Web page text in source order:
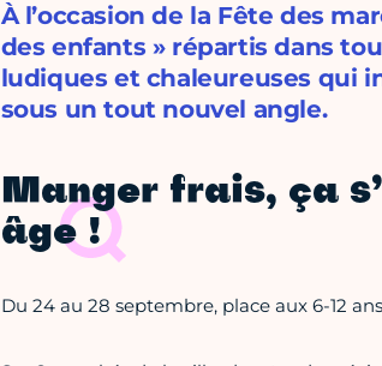
À l’occasion de la Fête des
des enfants » répartis dans
ludiques et chaleureuses qui
sous un tout nouvel angle.
Manger frais, ça
âge !
Du 24 au 28 septembre, place aux 6-12